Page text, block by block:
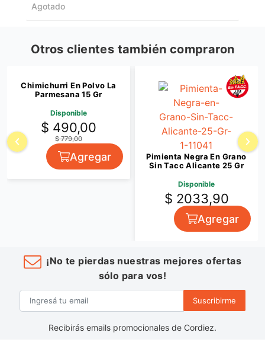
Agotado
Otros clientes también compraron
Chimichurri En Polvo La
Parmesana 15 Gr
Disponible
$ 490,00
$ 779,00
Agregar
Pimienta Negra En Grano
Sin Tacc Alicante 25 Gr
Disponible
$ 2033,90
Agregar
¡No te pierdas nuestras mejores ofertas
sólo para vos!
Suscribirme
Recibirás emails promocionales de Cordiez.